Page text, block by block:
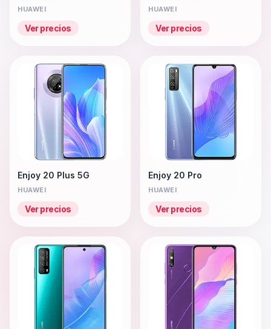
HUAWEI
Ver precios
HUAWEI
Ver precios
Enjoy 20 Plus 5G
HUAWEI
Ver precios
Enjoy 20 Pro
HUAWEI
Ver precios